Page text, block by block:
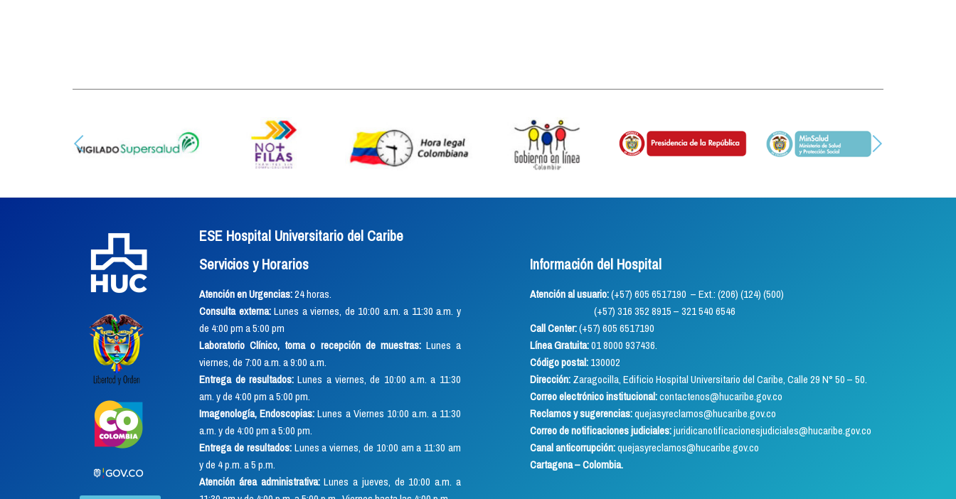
ESE Hospital Universitario del Caribe
Servicios y Horarios
Atención en Urgencias:24 horas.
Consulta externa:Lunes a viernes, de 10:00 a.m. a 11:30 a.m. y
de 4:00 pm a 5:00 pm
Laboratorio Clínico, toma o recepción de muestras:Lunes a
viernes, de 7:00 a.m. a 9:00 a.m.
Entrega de resultados: Lunes a viernes, de 10:00 a.m. a 11:30
am. y de 4:00 pm a 5:00 pm.
Imagenología, Endoscopias:Lunes a Viernes 10:00 a.m. a 11:30
a.m. y de 4:00 pm a 5:00 pm.
Entrega de resultados:Lunes a viernes, de 10:00 am a 11:30 am
y de 4 p.m. a 5 p.m.
Atención área administrativa:Lunes a jueves, de 10:00 a.m. a
Información del Hospital
Atención al usuario:(+57) 605 6517190 – Ext.: (206) (124) (500)
(+57) 316 352 8915 – 321 540 6546
Call Center:(+57) 605 6517190
Línea Gratuita:01 8000 937436.
Código postal:130002
Dirección:Zaragocilla, Edificio Hospital Universitario del Caribe, Calle 29 N° 50 – 50.
Correo electrónico institucional:contactenos@hucaribe.gov.co
Reclamos y sugerencias:quejasyreclamos@hucaribe.gov.co
Correo de notificaciones judiciales:juridicanotificacionesjudiciales@hucaribe.gov.co
Canal anticorrupción:quejasyreclamos@hucaribe.gov.co
Cartagena – Colombia.